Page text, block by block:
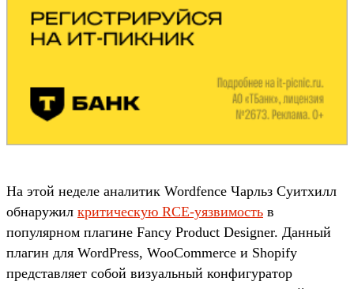
На этой неделе аналитик Wordfence Чарльз Суитхилл
обнаружил критическую RCE-уязвимость в
популярном плагине Fancy Product Designer. Данный
плагин для WordPress, WooCommerce и Shopify
представляет собой визуальный конфигуратор